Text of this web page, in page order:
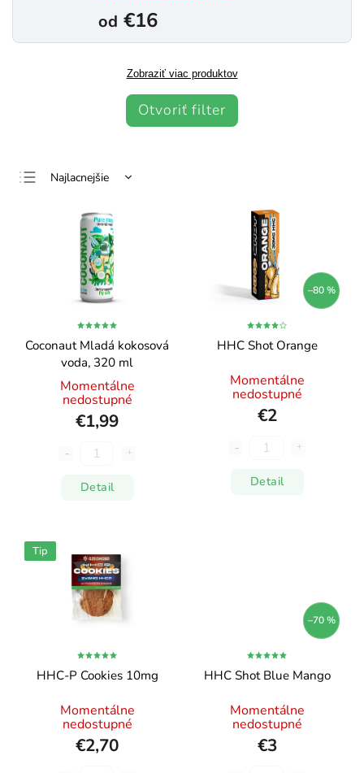
od €16
Zobraziť viac produktov
Otvoriť filter
Najlacnejšie
Najpredávanejšie
Abecedne
Coconaut Mladá kokosová
voda, 320 ml
Momentálne
nedostupné
€1,99
Detail
–80 %
HHC Shot Orange
Momentálne
nedostupné
€2
Detail
Tip
HHC-P Cookies 10mg
Momentálne
nedostupné
€2,70
–70 %
HHC Shot Blue Mango
Momentálne
nedostupné
€3